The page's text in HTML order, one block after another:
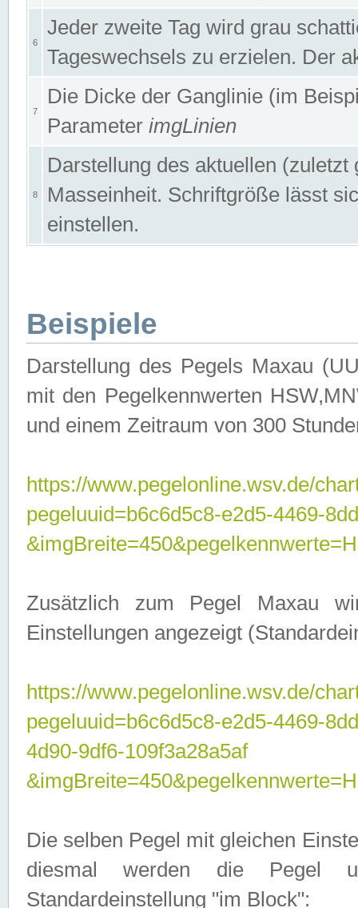
6
Jeder zweite Tag wird grau
Tageswechsels zu erzielen. Der
7
Die Dicke der Ganglinie (im
Parameter imgLinien
8
Darstellung des aktuellen
Masseinheit. Schriftgröße lässt
einstellen.
Beispiele
Darstellung des Pegels Maxau
mit den Pegelkennwerten
und einem Zeitraum von 300
https://www.pegelonline.wsv.de/
pegeluuid=b6c6d5c8-e2d5-4469-
Zusätzlich zum Pegel Maxau
Einstellungen angezeigt
https://www.pegelonline.wsv.de/
pegeluuid=b6c6d5c8-e2d5-4469-
4d90-9df6-109f3a28a5af
Die selben Pegel mit gleichen
diesmal werden die Pegel
Standardeinstellung "im Block":